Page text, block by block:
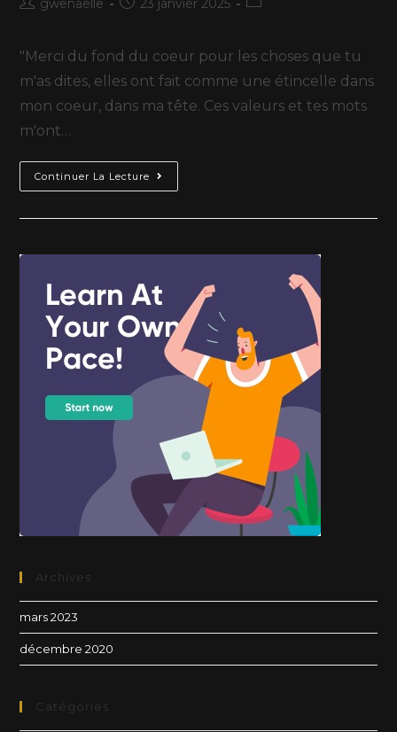
gwenaelle 23 janvier 2025
"Merci du fond du coeur pour les choses que tu
m'as dites, elles ont fait comme une étincelle dans
mon coeur, dans ma tête. Ces valeurs et tes mots
m'ont…
Continuer La Lecture
Archives
mars 2023
décembre 2020
Catégories